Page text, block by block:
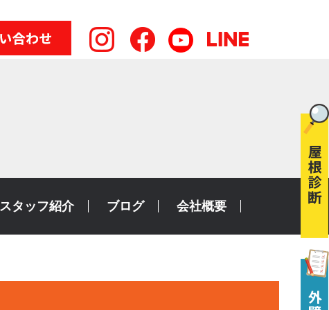
スタッフ紹介 ブログ 会社概要